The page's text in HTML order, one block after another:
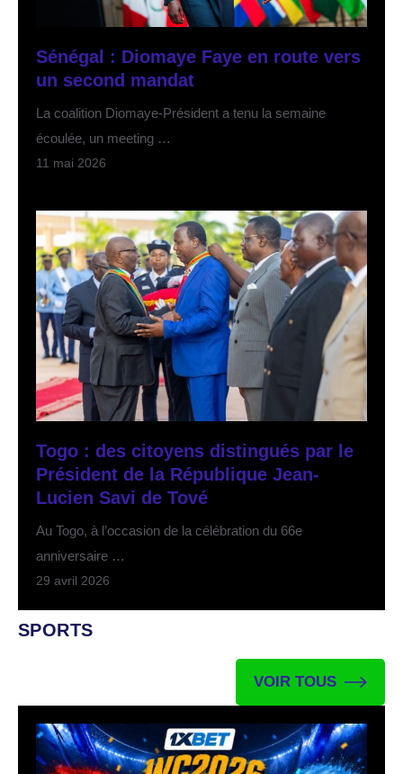
Sénégal : Diomaye Faye en route vers
un second mandat
La coalition Diomaye-Président a tenu la semaine
écoulée, un meeting …
11 mai 2026
Togo : des citoyens distingués par le
Président de la République Jean-
Lucien Savi de Tové
Au Togo, à l’occasion de la célébration du 66e
anniversaire …
29 avril 2026
SPORTS
VOIR TOUS